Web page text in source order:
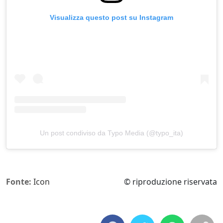
Visualizza questo post su Instagram
Un post condiviso da Typo Media (@typo_ita)
Fonte: Icon © riproduzione riservata